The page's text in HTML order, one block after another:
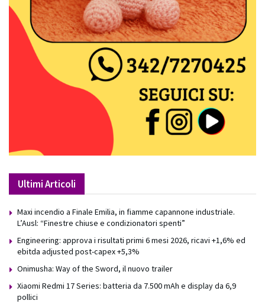
Ultimi Articoli
Maxi incendio a Finale Emilia, in fiamme capannone industriale.
L’Ausl: “Finestre chiuse e condizionatori spenti”
Engineering: approva i risultati primi 6 mesi 2026, ricavi +1,6% ed
ebitda adjusted post-capex +5,3%
Onimusha: Way of the Sword, il nuovo trailer
Xiaomi Redmi 17 Series: batteria da 7.500 mAh e display da 6,9
pollici